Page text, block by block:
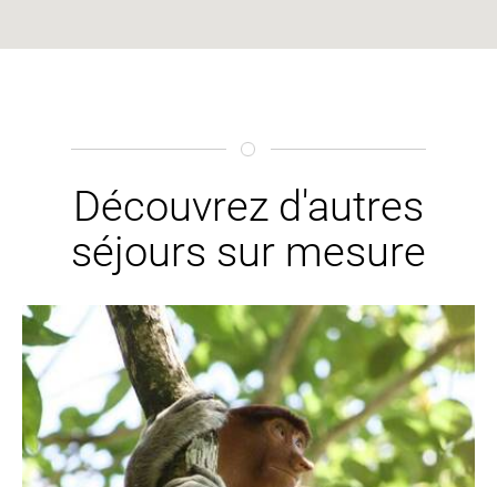
Découvrez d'autres
séjours sur mesure